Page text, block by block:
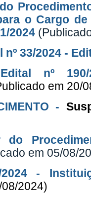
o Cargo
2024
33/2024 -
nº
em 20/
-
do
em 05/08/
-
2024)